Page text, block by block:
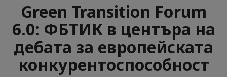
Green Transition Forum
6.0: ФБТИК в центъра на
дебата за европейската
конкурентоспособност